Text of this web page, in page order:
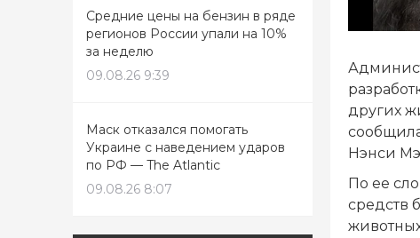
Средние цены на бензин в ряде
регионов России упали на 10%
за неделю
09.08.26 9:39
Маск отказался помогать
Украине с наведением ударов
по РФ — The Atlantic
09.08.26 8:07
других
Нэнси
По ее
средств